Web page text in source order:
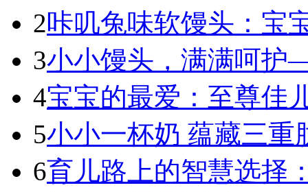
2咔叽兔味软馒头：宝
3小小馒头，满满呵
4宝宝的最爱：至尊佳
5小小一杯奶 蕴藏三
6育儿路上的智慧选择